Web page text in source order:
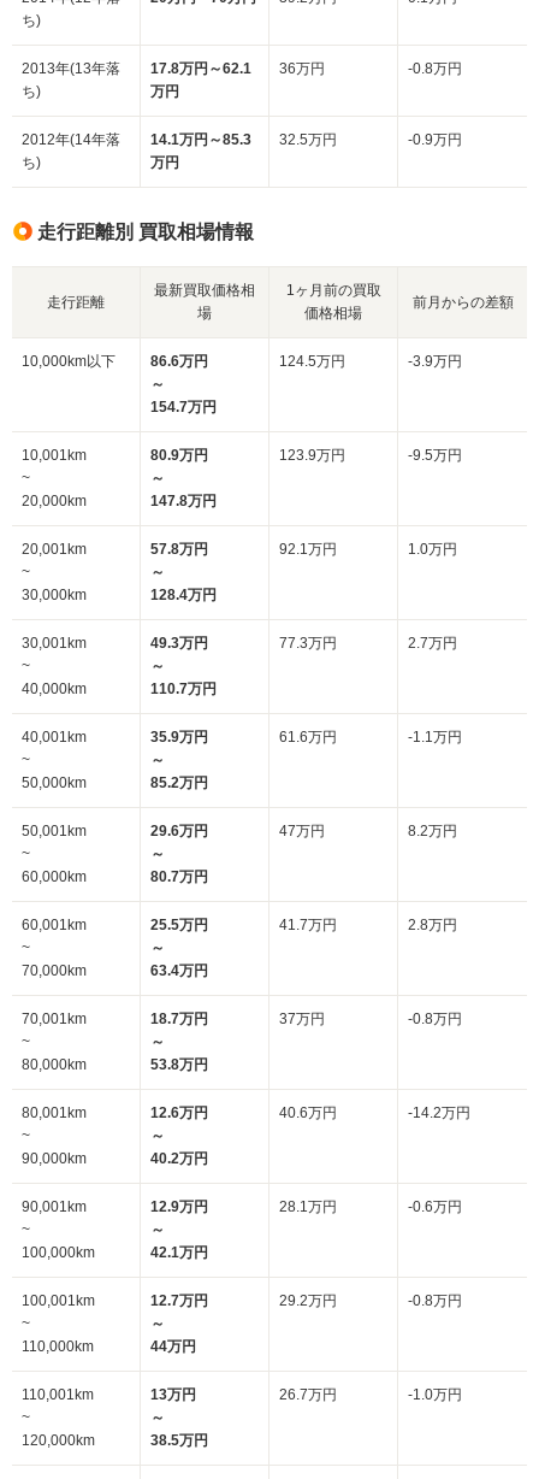
ち)
2013年(13年落
ち)
17.8万円～62.1
万円
36万円 -0.8万円
2012年(14年落
ち)
14.1万円～85.3
万円
32.5万円 -0.9万円
走行距離別 買取相場情報
走行距離
最新買取価格相
場
1ヶ月前の買取
価格相場
前月からの差額
10,000km以下
86.6万円
～
154.7万円
124.5万円 -3.9万円
10,001km
~
20,000km
80.9万円
～
147.8万円
123.9万円 -9.5万円
20,001km
~
30,000km
57.8万円
～
128.4万円
92.1万円 1.0万円
30,001km
~
40,000km
49.3万円
～
110.7万円
77.3万円 2.7万円
40,001km
~
50,000km
35.9万円
～
85.2万円
61.6万円 -1.1万円
50,001km
~
60,000km
29.6万円
～
80.7万円
47万円 8.2万円
60,001km
~
70,000km
25.5万円
～
63.4万円
41.7万円 2.8万円
70,001km
~
80,000km
18.7万円
～
53.8万円
37万円 -0.8万円
80,001km
~
90,000km
12.6万円
～
40.2万円
40.6万円 -14.2万円
90,001km
~
100,000km
12.9万円
～
42.1万円
28.1万円 -0.6万円
100,001km
~
110,000km
12.7万円
～
44万円
29.2万円 -0.8万円
110,001km
~
120,000km
13万円
～
38.5万円
26.7万円 -1.0万円